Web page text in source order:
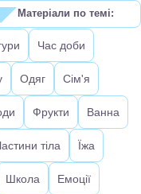
Час доби
Одяг Сім'я
Фрукти Ванна
тіла Їжа
Школа Емоції
Матеріали по темі: